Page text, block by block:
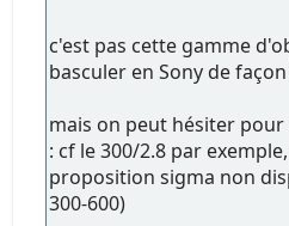
c'est pas cette gamme
basculer en Sony de
mais on peut hésiter
: cf le 300/2.8 par
proposition sigma non
300-600)